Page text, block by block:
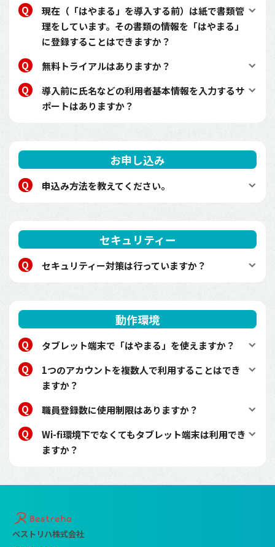
現在（「はやまる」を導入する前）は紙で書類管
理をしています。その書類の情報を「はやまる」
に登録することはできますか？
無料トライアルはありますか？
導入前に氏名などの利用者基本情報を入力するサ
ポートはありますか？
お申し込み
申込み方法を教えてください。
セキュリティー
セキュリティー対策は行っていますか？
動作環境
タブレット端末で「はやまる」を使えますか？
1つのアカウントを複数人で利用することはでき
ますか？
職員登録数に使用制限はありますか？
Wi-fi環境下でなくてもタブレット端末は利用でき
ますか？
ベストリハ株式会社